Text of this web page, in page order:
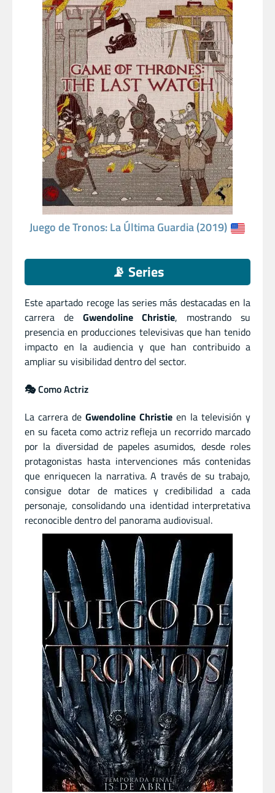
Juego de Tronos: La Última Guardia (2019)
📡 Series
Este apartado recoge las series más destacadas en la
carrera de Gwendoline Christie, mostrando su
presencia en producciones televisivas que han tenido
impacto en la audiencia y que han contribuido a
ampliar su visibilidad dentro del sector.
🎭 Como Actriz
La carrera de Gwendoline Christie en la televisión y
en su faceta como actriz refleja un recorrido marcado
por la diversidad de papeles asumidos, desde roles
protagonistas hasta intervenciones más contenidas
que enriquecen la narrativa. A través de su trabajo,
consigue dotar de matices y credibilidad a cada
personaje, consolidando una identidad interpretativa
reconocible dentro del panorama audiovisual.